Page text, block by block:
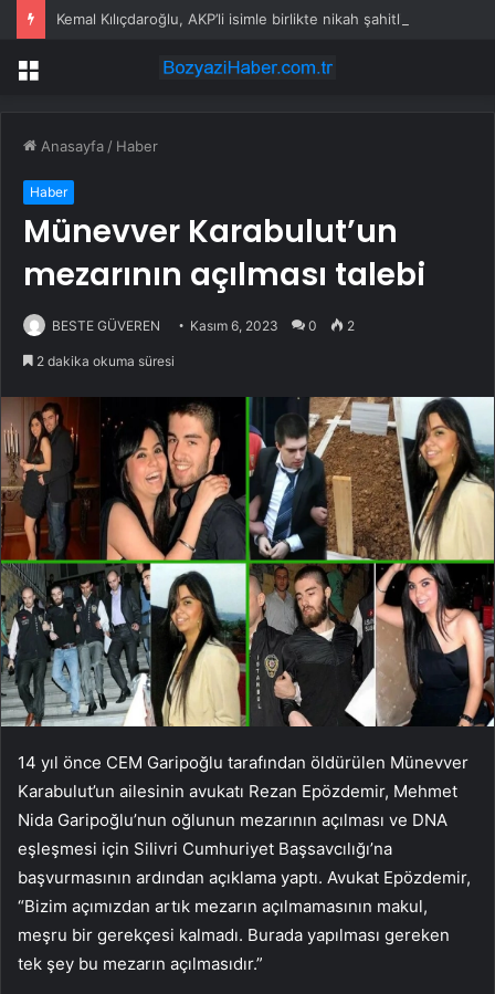
Kemal Kılıçdaroğlu, AKP’li isimle birlikte nikah şahitliği yaptı
Menü
Anasayfa / Haber
Haber
Münevver Karabulut’un
mezarının açılması talebi
BESTE GÜVEREN Kasım 6, 2023 0 2
2 dakika okuma süresi
14 yıl önce CEM Garipoğlu tarafından öldürülen Münevver
Karabulut’un ailesinin avukatı Rezan Epözdemir, Mehmet
Nida Garipoğlu’nun oğlunun mezarının açılması ve DNA
eşleşmesi için Silivri Cumhuriyet Başsavcılığı’na
başvurmasının ardından açıklama yaptı. Avukat Epözdemir,
“Bizim açımızdan artık mezarın açılmamasının makul,
meşru bir gerekçesi kalmadı. Burada yapılması gereken
tek şey bu mezarın açılmasıdır.”